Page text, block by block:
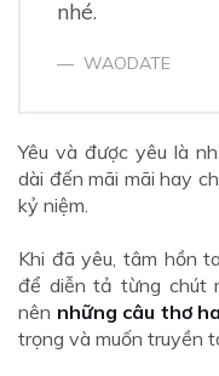
nhé.
WAODATE
Yêu và được yêu là
dài đến mãi mãi hay
kỷ niệm.
Khi đã yêu, tâm hồn
để diễn tả từng chút
nên những câu thơ
trọng và muốn truyền